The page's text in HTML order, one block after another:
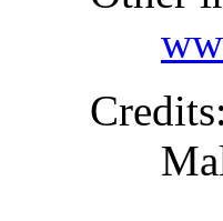
Credits